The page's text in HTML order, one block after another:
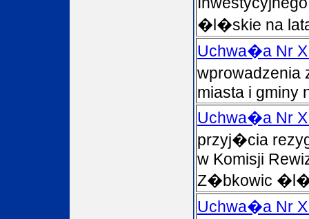
�l�skie na
Uchwa�a Nr
wprowadzenia
miasta i gminy
Uchwa�a Nr
przyj�cia
w Komisji
Z�bkowic
Uchwa�a Nr